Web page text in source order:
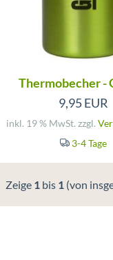
Thermobecher -
9,95 EUR
inkl. 19 % MwSt. zzgl.
3-4 Tage
Zeige 1 bis 1 (von